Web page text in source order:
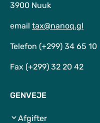
3900 Nuuk
email tax@nanoq.gl
Telefon (+299) 34 65 10
Fax (+299) 32 20 42
GENVEJE
Afgifter